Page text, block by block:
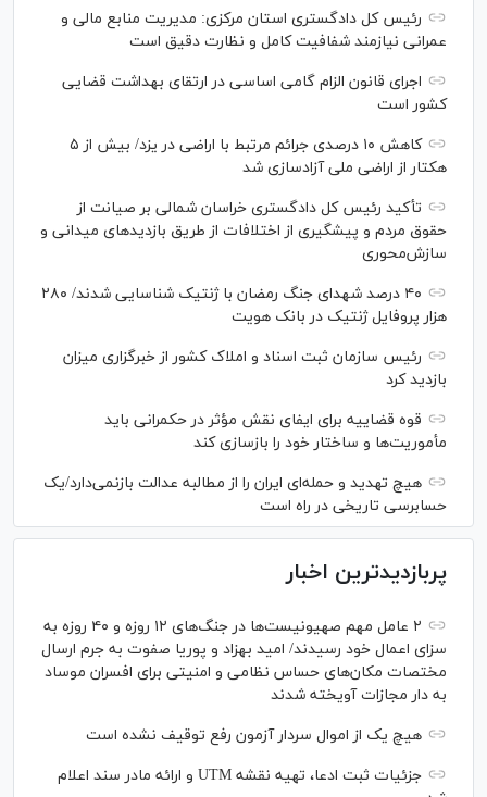
رئیس کل دادگستری استان مرکزی: مدیریت منابع مالی و
عمرانی نیازمند شفافیت کامل و نظارت دقیق است
اجرای قانون الزام گامی اساسی در ارتقای بهداشت قضایی
کشور است
کاهش ۱۰ درصدی جرائم مرتبط با اراضی در یزد/ بیش از ۵
هکتار از اراضی ملی آزادسازی شد
تأکید رئیس کل دادگستری خراسان شمالی بر صیانت از
حقوق مردم و پیشگیری از اختلافات از طریق بازدید‌های میدانی و
سازش‌محوری
۴۰ درصد شهدای جنگ رمضان با ژنتیک شناسایی شدند/ ۲۸۰
هزار پروفایل ژنتیک در بانک هویت
رئیس سازمان ثبت اسناد و املاک کشور از خبرگزاری میزان
بازدید کرد
قوه قضاییه برای ایفای نقش مؤثر در حکمرانی باید
مأموریت‌ها و ساختار خود را بازسازی کند
هیچ تهدید و حمله‌ای ایران را از مطالبه عدالت بازنمی‌دارد/یک
حسابرسی تاریخی در راه است
پربازدیدترین اخبار
۲ عامل مهم صهیونیست‌ها در جنگ‌های ۱۲ روزه و ۴۰ روزه به
سزای اعمال خود رسیدند/ امید بهزاد و پوریا صفوت به جرم ارسال
مختصات مکان‌های حساس نظامی و امنیتی برای افسران موساد
به دار مجازات آویخته شدند
هیچ یک از اموال سردار آزمون رفع توقیف نشده است
جزئیات ثبت ادعا، تهیه نقشه UTM و ارائه مادر سند اعلام